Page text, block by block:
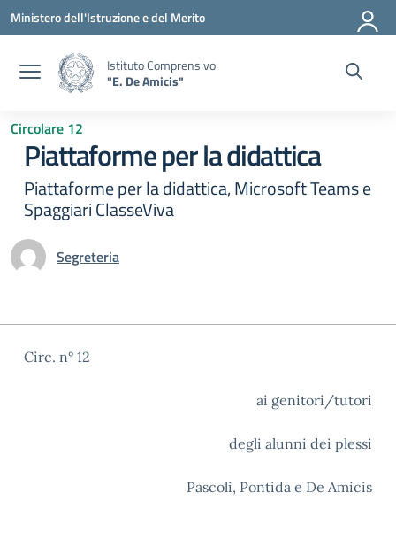
Vai ai contenuti
Vai al menu di navigazione
Vai al footer
Ministero dell'Istruzione e del Merito
Istituto Comprensivo
"E. De Amicis"
Circolare 12
Piattaforme per la didattica
Piattaforme per la didattica, Microsoft Teams e
Spaggiari ClasseViva
Segreteria
Circ. n° 12
ai genitori/tutori
degli alunni dei plessi
Pascoli, Pontida e De Amicis